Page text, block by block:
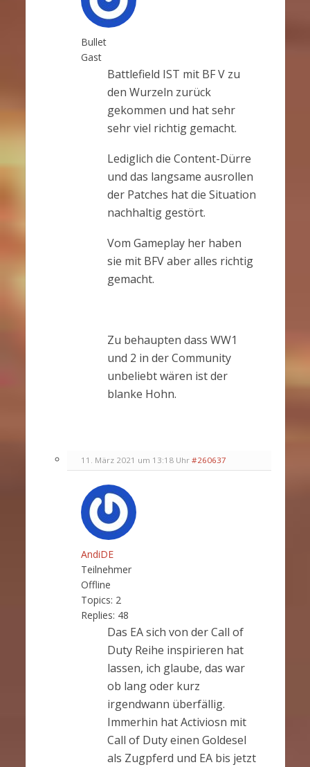
Bullet
Gast
Battlefield IST mit BF V zu
den Wurzeln zurück
gekommen und hat sehr
sehr viel richtig gemacht.
Lediglich die Content-Dürre
und das langsame ausrollen
der Patches hat die Situation
nachhaltig gestört.
Vom Gameplay her haben
sie mit BFV aber alles richtig
gemacht.
Zu behaupten dass WW1
und 2 in der Community
unbeliebt wären ist der
blanke Hohn.
11. März 2021 um 13:18 Uhr #260637
AndiDE
Teilnehmer
Offline
Topics: 2
Replies: 48
Das EA sich von der Call of
Duty Reihe inspirieren hat
lassen, ich glaube, das war
ob lang oder kurz
irgendwann überfällig.
Immerhin hat Activiosn mit
Call of Duty einen Goldesel
als Zugpferd und EA bis jetzt